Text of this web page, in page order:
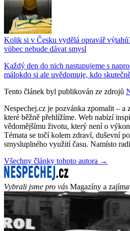
Kolik si v Česku vydělá opravář
vůbec nebude dávat smysl
Každý den do nich nastupujeme s
málokdo si ale uvědomuje, kdo
Tento článek byl publikován ze zdrojů
Nespechej.cz je pozvánka zpomalit – a
které běžně přehlížíme. Web nabízí
vědomějšímu životu, který není o
Témata se točí kolem zdraví, duševní
smysluplného využití času. Namísto
Všechny články tohoto autora →
Vybrali jsme pro vás Magazíny a